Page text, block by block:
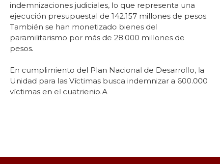
indemnizaciones judiciales, lo que representa una
ejecución presupuestal de 142.157 millones de pesos.
También se han monetizado bienes del
paramilitarismo por más de 28.000 millones de
pesos.
En cumplimiento del Plan Nacional de Desarrollo, la
Unidad para las Víctimas busca indemnizar a 600.000
víctimas en el cuatrienio.A